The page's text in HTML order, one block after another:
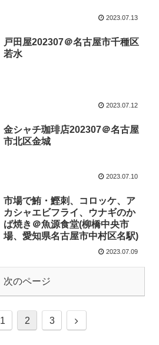
2023.07.13
戸田屋202307＠名古屋市千種区
若水
2023.07.12
金シャチ珈琲店202307＠名古屋
市北区金城
2023.07.10
市場で鮪・鰹刺、コロッケ、ア
カシャエビフライ、ウナギのか
ば焼き＠魚源食堂(柳橋中央市
場、愛知県名古屋市中村区名駅)
2023.07.09
次のページ
1 2 3